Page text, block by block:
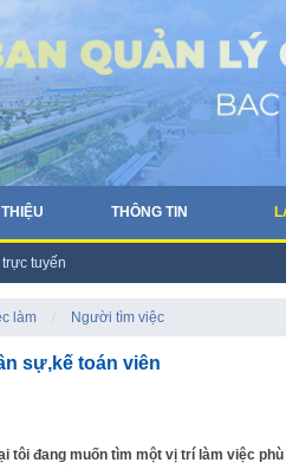
THÔNG TIN
tuyến
làm Người tìm việc
sự,kế toán viên
tôi đang muốn tìm một vị trí làm việc